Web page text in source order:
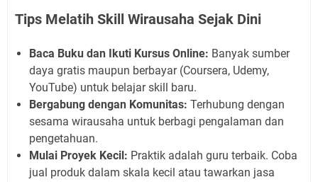
Tips Melatih Skill Wirausaha Sejak Dini
Baca Buku dan Ikuti Kursus Online: Banyak sumber
daya gratis maupun berbayar (Coursera, Udemy,
YouTube) untuk belajar skill baru.
Bergabung dengan Komunitas: Terhubung dengan
sesama wirausaha untuk berbagi pengalaman dan
pengetahuan.
Mulai Proyek Kecil: Praktik adalah guru terbaik. Coba
jual produk dalam skala kecil atau tawarkan jasa